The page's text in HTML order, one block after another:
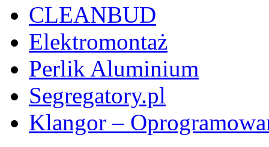
CLEANBUD
Elektromontaż
Perlik Aluminium
Segregatory.pl
Klangor –